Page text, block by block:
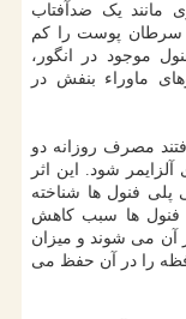
مانند یک ضدآفتاب
سرطان پوست را کم
موجود در انگور،
ماوراء بنفش در
مصرف روزانه دو
آلزایمر شود. این اثر
فنول ها شناخته
فنول ها سبب کاهش
آن می شوند و میزان
را در آن حفظ می